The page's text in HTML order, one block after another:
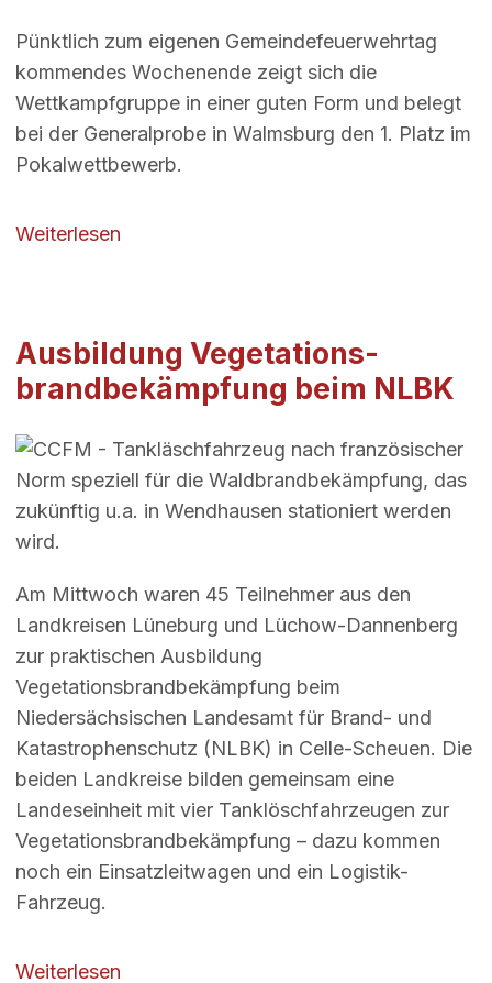
Pünktlich zum eigenen Gemeindefeuerwehrtag
kommendes Wochenende zeigt sich die
Wettkampfgruppe in einer guten Form und belegt
bei der Generalprobe in Walmsburg den 1. Platz im
Pokalwettbewerb.
Weiterlesenüber Stadtfeuerwehrtag 2023 in
Ausbildung Vegetations­
brandbekämpfung beim NLBK
Am Mittwoch waren 45 Teilnehmer aus den
Landkreisen Lüneburg und Lüchow-Dannenberg
zur praktischen Ausbildung
Vegetationsbrandbekämpfung beim
Niedersächsischen Landesamt für Brand- und
Katastrophenschutz (NLBK) in Celle-Scheuen. Die
beiden Landkreise bilden gemeinsam eine
Landeseinheit mit vier Tanklöschfahrzeugen zur
Vegetationsbrandbekämpfung – dazu kommen
noch ein Einsatzleitwagen und ein Logistik-
Fahrzeug.
Weiterlesenüber Ausbildung